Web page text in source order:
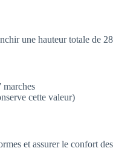
une hauteur totale de
cette valeur)
et assurer le confort